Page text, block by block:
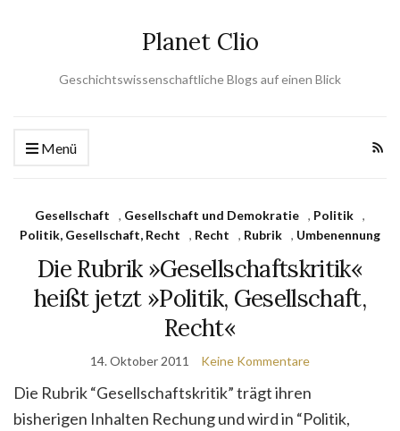
Planet Clio
Geschichtswissenschaftliche Blogs auf einen Blick
Menü
Gesellschaft , Gesellschaft und Demokratie , Politik ,
Politik, Gesellschaft, Recht
, Recht , Rubrik , Umbenennung
Die Rubrik »Gesellschaftskritik«
heißt jetzt »Politik, Gesellschaft,
Recht«
14. Oktober 2011 Keine Kommentare
Die Rubrik “Gesellschaftskritik” trägt ihren
bisherigen Inhalten Rechung und wird in “Politik,